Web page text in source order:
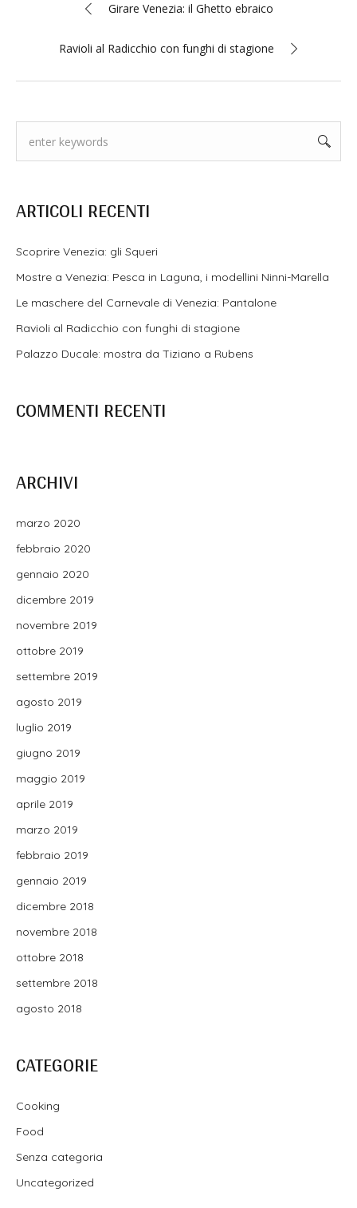
Girare Venezia: il Ghetto ebraico
Ravioli al Radicchio con funghi di stagione
ARTICOLI RECENTI
Scoprire Venezia: gli Squeri
Mostre a Venezia: Pesca in Laguna, i modellini Ninni-Marella
Le maschere del Carnevale di Venezia: Pantalone
Ravioli al Radicchio con funghi di stagione
Palazzo Ducale: mostra da Tiziano a Rubens
COMMENTI RECENTI
ARCHIVI
marzo 2020
febbraio 2020
gennaio 2020
dicembre 2019
novembre 2019
ottobre 2019
settembre 2019
agosto 2019
luglio 2019
giugno 2019
maggio 2019
aprile 2019
marzo 2019
febbraio 2019
gennaio 2019
dicembre 2018
novembre 2018
ottobre 2018
settembre 2018
agosto 2018
CATEGORIE
Cooking
Food
Senza categoria
Uncategorized